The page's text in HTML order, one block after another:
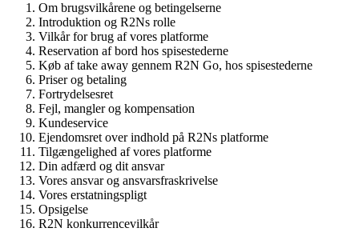
Om brugsvilkårene og betingelserne
Introduktion og R2Ns rolle
Vilkår for brug af vores platforme
Reservation af bord hos spisestederne
Køb af take away gennem R2N Go, hos spisestederne
Priser og betaling
Fortrydelsesret
Fejl, mangler og kompensation
Kundeservice
Ejendomsret over indhold på R2Ns platforme
Tilgængelighed af vores platforme
Din adfærd og dit ansvar
Vores ansvar og ansvarsfraskrivelse
Vores erstatningspligt
Opsigelse
R2N konkurrencevilkår